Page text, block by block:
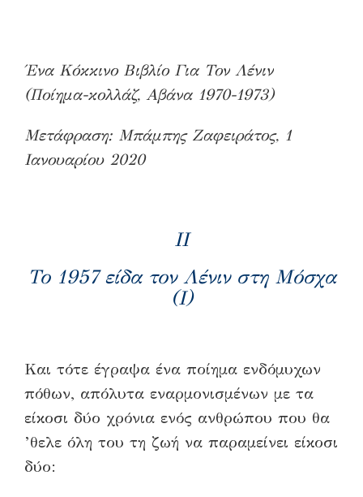
Ένα Κόκκινο Βιβλίο Για Τον Λένιν
(Ποίημα-κολλάζ, Αβάνα 1970-1973)
Μετάφραση: Μπάμπης Ζαφειράτος, 1
Ιανουαρίου 2020
ΙΙ
Το 1957 είδα τον Λένιν στη Μόσχα
(Ι)
Και τότε έγραψα ένα ποίημα ενδόμυχων
πόθων, απόλυτα εναρμονισμένων με τα
είκοσι δύο χρόνια ενός ανθρώπου που θα
’θελε όλη του τη ζωή να παραμείνει είκοσι
δύο: